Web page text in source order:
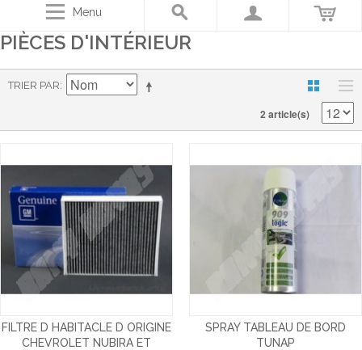
Menu
PIÈCES D'INTÉRIEUR
TRIER PAR
2 article(s)
FILTRE D HABITACLE D ORIGINE
CHEVROLET NUBIRA ET
SPRAY TABLEAU DE BORD
TUNAP